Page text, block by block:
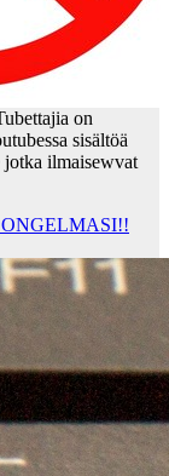
on
sisältöä
jotka ilmaisewvat